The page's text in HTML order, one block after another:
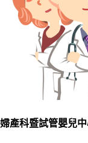
婦產科暨試管嬰兒